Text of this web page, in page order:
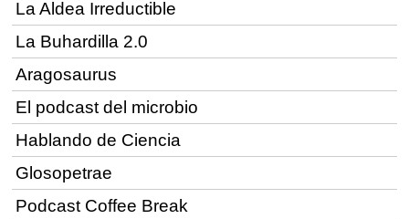
La Aldea Irreductible
La Buhardilla 2.0
Aragosaurus
El podcast del microbio
Hablando de Ciencia
Glosopetrae
Podcast Coffee Break